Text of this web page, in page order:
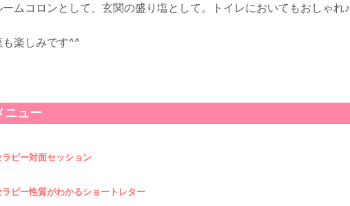
ムコロンとして、玄関の盛り塩として。トイレにおいてもおしゃれ♪
楽しみです^^
ニュー
ピー対面セッション
ピー性質がわかるショートレター